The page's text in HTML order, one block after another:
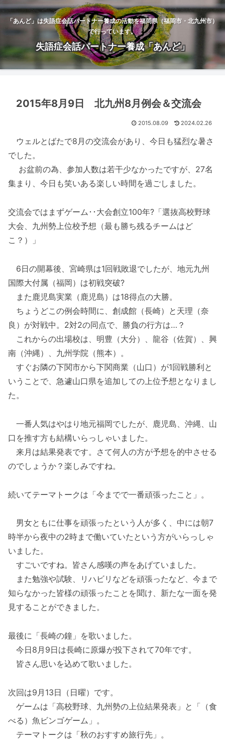
「あんど」は失語症会話パートナー養成の活動を福岡県（福岡市・北九州市）
で行っています。
失語症会話パートナー養成「あんど」
2015年8月9日 北九州8月例会＆交流会
2015.08.09 2024.02.26
ウェルとばたで8月の交流会があり、今日も猛烈な暑さ
でした。
お盆前の為、参加人数は若干少なかったですが、27名
集まり、今日も笑いある楽しい時間を過ごしました。
交流会ではまずゲーム･･大会創立100年?「選抜高校野球
大会、九州勢上位校予想（最も勝ち残るチームはど
こ？）」
6日の開幕後、宮崎県は1回戦敗退でしたが、地元九州
国際大付属（福岡）は初戦突破?
また鹿児島実業（鹿児島）は18得点の大勝。
ちょうどこの例会時間に、創成館（長崎）と天理（奈
良）が対戦中。2対2の同点で、勝負の行方は…？
これからの出場校は、明豊（大分）、龍谷（佐賀）、興
南（沖縄）、九州学院（熊本）。
すぐお隣の下関市から下関商業（山口）が1回戦勝利と
いうことで、急遽山口県を追加しての上位予想となりまし
た。
一番人気はやはり地元福岡でしたが、鹿児島、沖縄、山
口を推す方も結構いらっしゃいました。
来月は結果発表です。さて何人の方が予想を的中させる
のでしょうか？楽しみですね。
続いてテーマトークは「今までで一番頑張ったこと」。
男女ともに仕事を頑張ったという人が多く、中には朝7
時半から夜中の2時まで働いていたという方がいらっしゃ
いました。
すごいですね。皆さん感嘆の声をあげていました。
また勉強や試験、リハビリなどを頑張ったなど、今まで
知らなかった皆様の頑張ったことを聞け、新たな一面を発
見することができました。
最後に「長崎の鐘」を歌いました。
今日8月9日は長崎に原爆が投下されて70年です。
皆さん思いを込めて歌いました。
次回は9月13日（日曜）です。
ゲームは「高校野球、九州勢の上位結果発表」と「（食
べる）魚ビンゴゲーム」。
テーマトークは「秋のおすすめ旅行先」。